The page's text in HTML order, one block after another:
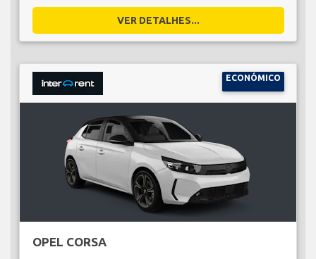
VER DETALHES...
ECONÓMICO
OPEL CORSA